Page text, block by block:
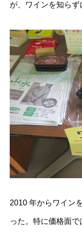
が、ワインを知らず
2010 年からワイン
った。特に価格面